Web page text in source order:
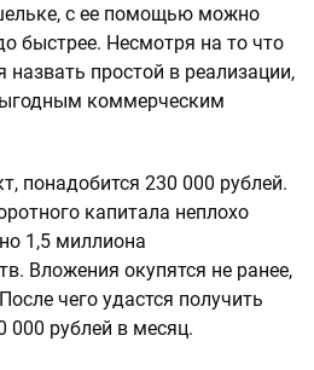
с ее помощью можно
быстрее. Несмотря на то что
назвать простой в реализации,
коммерческим
понадобится 230 000 рублей.
капитала неплохо
1,5 миллиона
Вложения окупятся не ранее,
чего удастся получить
рублей в месяц.